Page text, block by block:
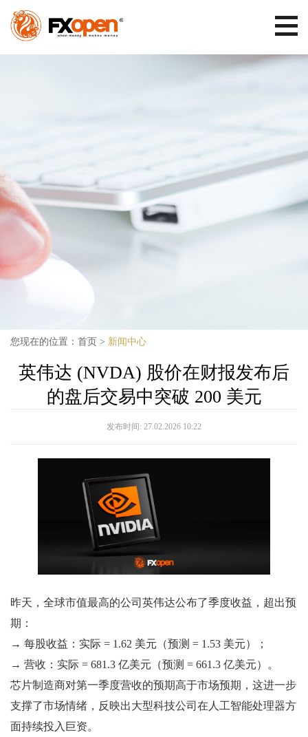
您现在的位置： 首页 > 新闻中心
英伟达 (NVDA) 股价在财报发布后
的盘后交易中突破 200 美元
发布时间: 27.02.2026 10:22
昨天，全球市值最高的公司英伟达公布了季度收益，超出预
期：
→ 每股收益：实际 = 1.62 美元（预测 = 1.53 美元）；
→ 营收：实际 = 681.3 亿美元（预测 = 661.3 亿美元）。
芯片制造商对第一季度营收的预期高于市场预期，这进一步
支撑了市场情绪，反映出大型科技公司在人工智能处理器方
面持续投入巨资。